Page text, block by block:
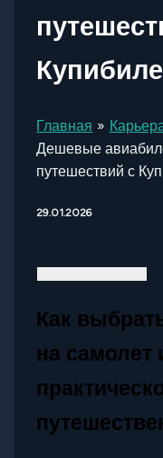
Главная
Дешевые
путешествий с
29.01.2026
Как
на самолет